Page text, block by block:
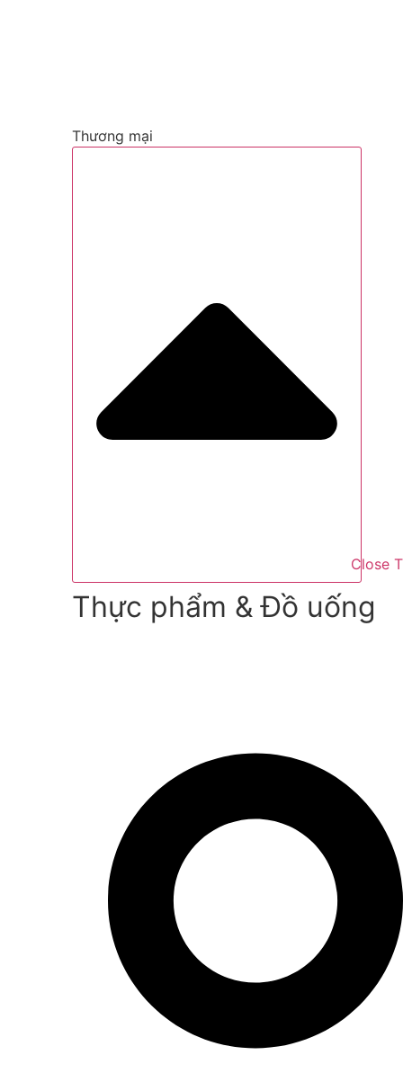
Thương mại
Close
Thực phẩm & Đồ uống